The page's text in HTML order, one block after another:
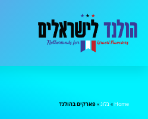
Home
»בלוג»פארקים בהולנד